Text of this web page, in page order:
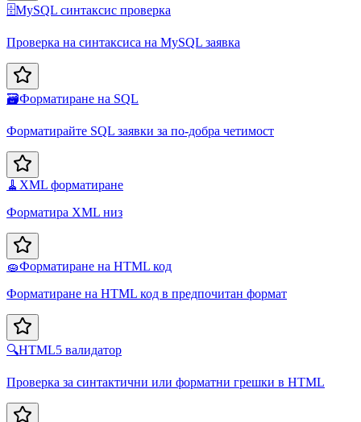
🗄️MySQL синтаксис проверка
Проверка на синтаксиса на MySQL заявка
🗃️Форматиране на SQL
Форматирайте SQL заявки за по-добра четимост
🧹 XML форматиране
Форматира XML низ
🧽Форматиране на HTML код
Форматиране на HTML код в предпочитан формат
🔍HTML5 валидатор
Проверка за синтактични или форматни грешки в HTML